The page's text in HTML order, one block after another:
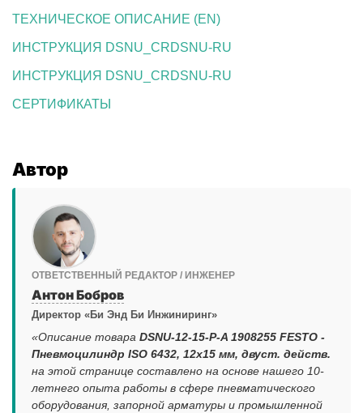
ТЕХНИЧЕСКОЕ ОПИСАНИЕ (EN)
ИНСТРУКЦИЯ DSNU_CRDSNU-RU
ИНСТРУКЦИЯ DSNU_CRDSNU-RU
СЕРТИФИКАТЫ
Автор
ОТВЕТСТВЕННЫЙ РЕДАКТОР / ИНЖЕНЕР
Антон Бобров
Директор «Би Энд Би Инжиниринг»
«Описание товара DSNU-12-15-P-A 1908255 FESTO -
Пневмоцилиндр ISO 6432, 12x15 мм, двуст. действ.
на этой странице составлено на основе нашего 10-
летнего опыта работы в сфере пневматического
оборудования, запорной арматуры и промышленной